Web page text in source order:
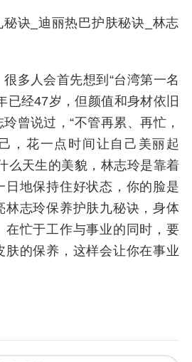
人会首先想到“台湾第一名
已经47岁，但颜值和身材依旧
曾说过，“不管再累、再忙，
，花一点时间让自己美丽起
么天生的美貌，林志玲是靠着
日地保持住好状态，你的脸是
林志玲保养护肤九秘诀，身体
在忙于工作与事业的同时，要
肤的保养，这样会让你在事业